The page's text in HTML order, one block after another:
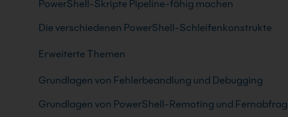
PowerShell-Skripte Pipeline-fähig machen
Die verschiedenen PowerShell-Schleifenkonstrukte
Erweiterte Themen
Grundlagen von Fehlerbeandlung und Debugging
Grundlagen von PowerShell-Remoting und